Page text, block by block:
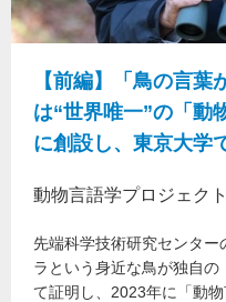
【前編】「鳥の言
は“世界唯一”の「動
に創設し、東京大学
動物言語学プロジェクト
先端科学技術研究センター
ラという身近な鳥が独自
て証明し、2023年に「動